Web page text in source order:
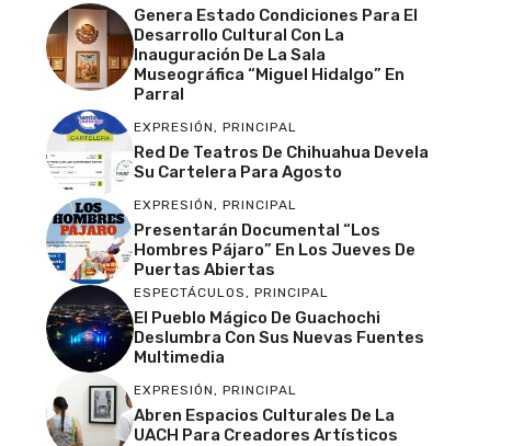
Genera Estado Condiciones Para El
Desarrollo Cultural Con La
Inauguración De La Sala
Museográfica “Miguel Hidalgo” En
Parral
EXPRESIÓN, PRINCIPAL
Red De Teatros De Chihuahua Devela
Su Cartelera Para Agosto
EXPRESIÓN, PRINCIPAL
Presentarán Documental “Los
Hombres Pájaro” En Los Jueves De
Puertas Abiertas
ESPECTÁCULOS, PRINCIPAL
El Pueblo Mágico De Guachochi
Deslumbra Con Sus Nuevas Fuentes
Multimedia
EXPRESIÓN, PRINCIPAL
Abren Espacios Culturales De La
UACH Para Creadores Artísticos